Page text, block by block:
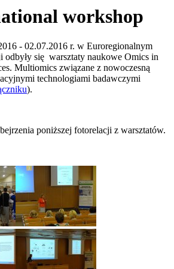
workshop
- 02.07.2016 r. w Euroregionalnym
odbyły się warsztaty naukowe Omics in
Multiomics związane z nowoczesną
technologiami badawczymi
).
poniższej fotorelacji z warsztatów.